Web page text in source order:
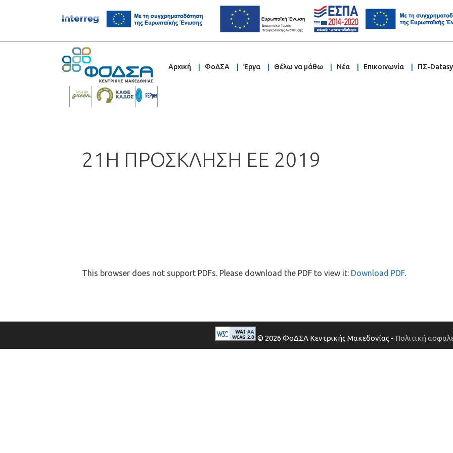
Αρχική ΦοΔΣΑ Έργα Θέλω να μάθω Νέα Επικοινωνία ΠΣ-
21Η ΠΡΟΣΚΛΗΣΗ ΕΕ 2019
This browser does not support PDFs. Please download the PDF to view it: Download PDF.
© 2026 ΦοΔΣΑ Κεντρικής Μακεδονίας - Πολιτική